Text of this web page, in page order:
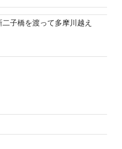
二子橋を渡って多摩川越え